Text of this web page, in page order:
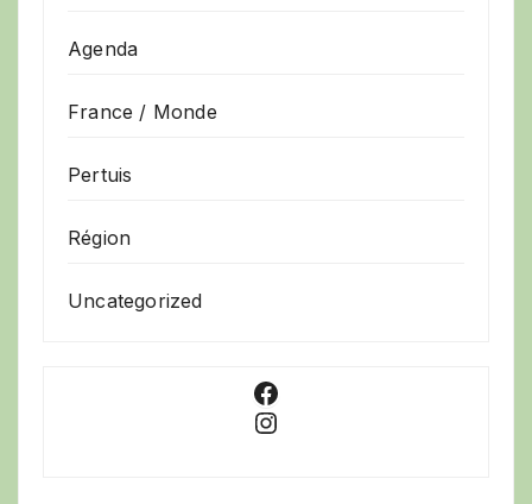
Agenda
France / Monde
Pertuis
Région
Uncategorized
Facebook
Instagram